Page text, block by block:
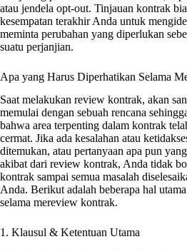
atau jendela opt-out. Tinjauan kontrak
kesempatan terakhir Anda untuk
meminta perubahan yang diperlukan
suatu perjanjian.
Apa yang Harus Diperhatikan Selama
Saat melakukan review kontrak, akan
memulai dengan sebuah rencana
bahwa area terpenting dalam kontrak
cermat. Jika ada kesalahan atau
ditemukan, atau pertanyaan apa pun
akibat dari review kontrak, Anda tidak
kontrak sampai semua masalah
Anda. Berikut adalah beberapa hal
selama mereview kontrak.
1. Klausul & Ketentuan Utama